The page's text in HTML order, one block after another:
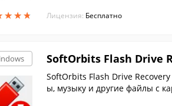
★★★
★★★ Лицензия: Бесплатно
SoftOrbits Flash Drive
SoftOrbits Flash Drive
ы, музыку и другие файлы с